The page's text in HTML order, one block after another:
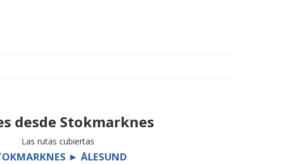
desde Stokmarknes
Las rutas cubiertas
► ÅLESUND